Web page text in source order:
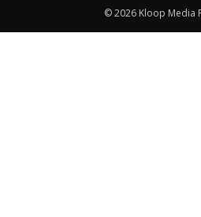
© 2026 Kloop Media